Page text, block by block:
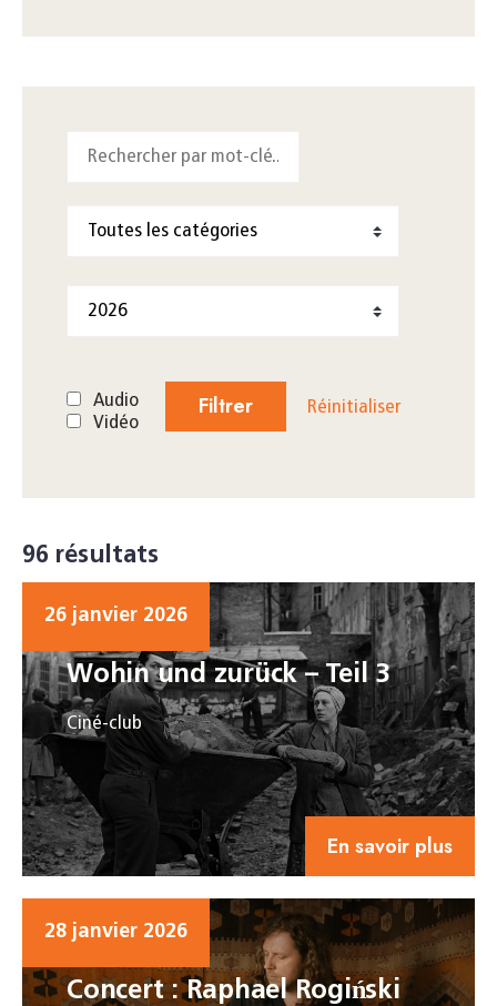
Audio
Vidéo
Filtrer Réinitialiser
96 résultats
26 janvier 2026
Wohin und zurück – Teil 3
Ciné-club
En savoir plus
28 janvier 2026
Concert : Raphael Rogiński